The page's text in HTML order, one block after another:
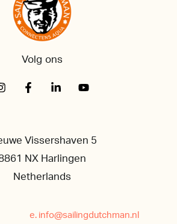
Volg ons
Vissershaven 5
NX Harlingen
Netherlands
e. info@sailingdutchman.nl